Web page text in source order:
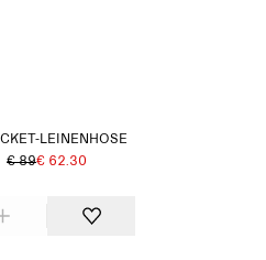
LEINENHOSE
€ 89€ 62.30